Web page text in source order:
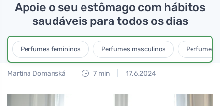
Apoie o seu estômago com hábitos
saudáveis para todos os dias
Perfumes femininos Perfumes masculinos Perfumes
Martina Domanská 7 min 17.6.2024